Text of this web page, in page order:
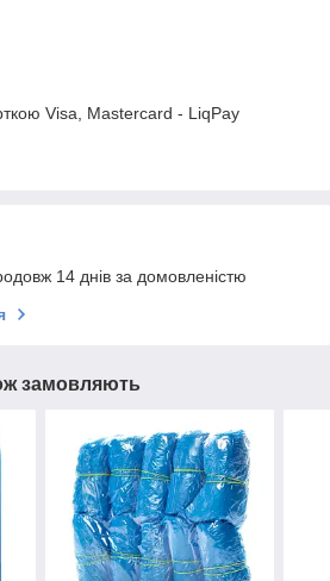
Visa, Mastercard - LiqPay
14 днів за домовленістю
замовляють